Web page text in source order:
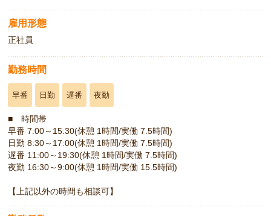
雇用形態
正社員
勤務時間
早番 日勤 遅番 夜勤
■ 時間帯
早番 7:00～15:30(休憩 1時間/実働 7.5時間)
日勤 8:30～17:00(休憩 1時間/実働 7.5時間)
遅番 11:00～19:30(休憩 1時間/実働 7.5時間)
夜勤 16:30～9:00(休憩 1時間/実働 15.5時間)
【上記以外の時間も相談可】